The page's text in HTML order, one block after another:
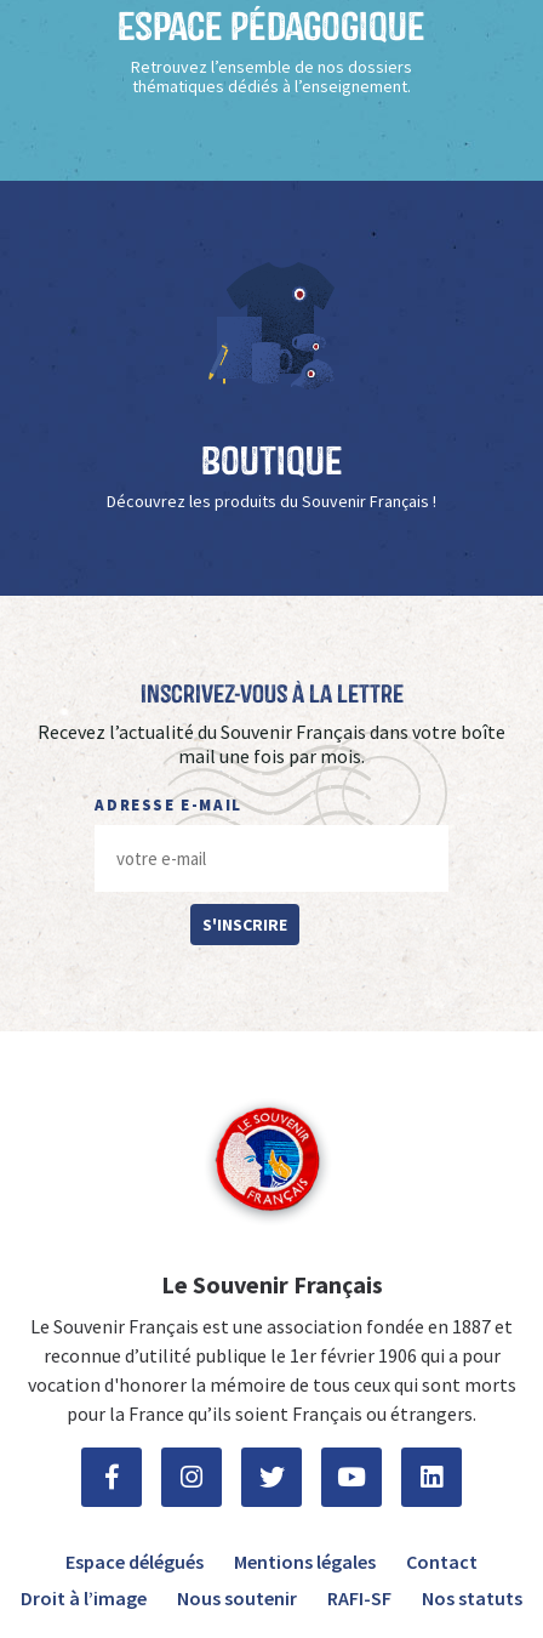
Espace Pédagogique
Retrouvez l’ensemble de nos dossiers
thématiques dédiés à l’enseignement.
Boutique
Découvrez les produits du Souvenir Français !
Inscrivez-vous à La Lettre
Recevez l’actualité du Souvenir Français dans votre boîte
mail une fois par mois.
ADRESSE E-MAIL
S'INSCRIRE
Le Souvenir Français
Le Souvenir Français est une association fondée en 1887 et
reconnue d’utilité publique le 1er février 1906 qui a pour
vocation d'honorer la mémoire de tous ceux qui sont morts
pour la France qu’ils soient Français ou étrangers.
Espace délégués Mentions légales
Contact
Droit à l’image
Nous soutenir RAFI-SF Nos statuts